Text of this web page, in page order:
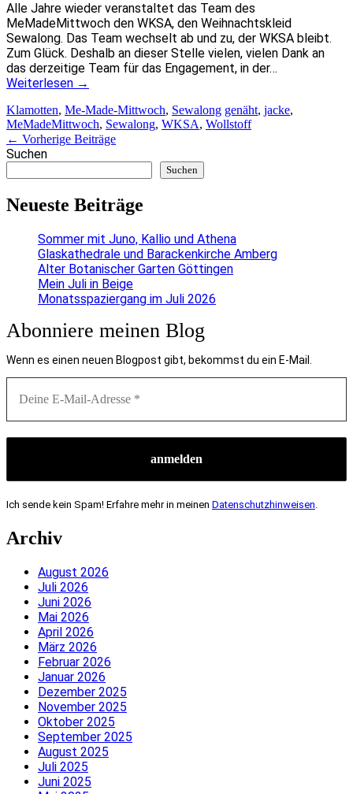
Alle Jahre wieder veranstaltet das Team des
MeMadeMittwoch den WKSA, den Weihnachtskleid
Sewalong. Das Team wechselt ab und zu, der WKSA bleibt.
Zum Glück. Deshalb an dieser Stelle vielen, vielen Dank an
das derzeitige Team für das Engagement, in der…
Weiterlesen →
Klamotten, Me-Made-Mittwoch, Sewalong genäht, jacke,
MeMadeMittwoch, Sewalong, WKSA, Wollstoff
Artikel-
Navigation
← Vorherige Beiträge
Suchen
Suchen
Neueste Beiträge
Sommer mit Juno, Kallio und Athena
Glaskathedrale und Barackenkirche Amberg
Alter Botanischer Garten Göttingen
Mein Juli in Beige
Monatsspaziergang im Juli 2026
Abonniere meinen Blog
Wenn es einen neuen Blogpost gibt, bekommst du ein E-Mail.
Ich sende kein Spam! Erfahre mehr in meinen Datenschutzhinweisen
Archiv
August 2026
Juli 2026
Juni 2026
Mai 2026
April 2026
März 2026
Februar 2026
Januar 2026
Dezember 2025
November 2025
Oktober 2025
September 2025
August 2025
Juli 2025
Juni 2025